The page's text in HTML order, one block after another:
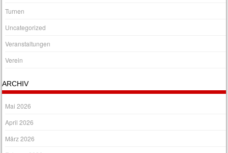
Turnen
Uncategorized
Veranstaltungen
Verein
ARCHIV
Mai 2026
April 2026
März 2026